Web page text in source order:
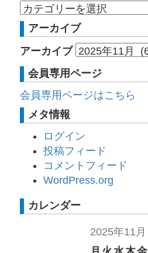
アーカイブ
アーカイブ
会員専用ページ
会員専用ページはこちら
メタ情報
ログイン
投稿フィード
コメントフィード
WordPress.org
カレンダー
2025年11月